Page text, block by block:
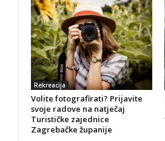
Rekreacija
Volite fotografirati? Prijavite
svoje radove na natječaj
Turističke zajednice
Zagrebačke županije